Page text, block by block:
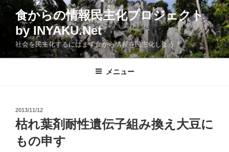
コ
食からの情報民主化プロジェクト
by INYAKU.Net
社会を民主化するにはまず食から情報を民主化しよう！
メニュー
投
稿
日:
2013/11/12
枯れ葉剤耐性遺伝子組み換え大豆に
もの申す